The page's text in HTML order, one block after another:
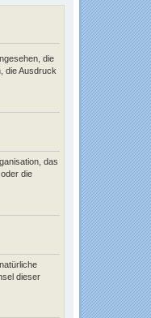
die
die Ausdruck
das
die
dieser